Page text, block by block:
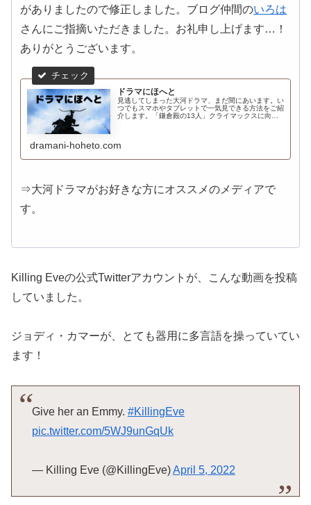
がありましたので修正しました。ブログ仲間のいろは
さんにご指摘いただきました。お礼申し上げます…！
ありがとうございます。
ドラマにほへと
見逃してしまった大河ドラマ、まだ間にあいます。い
つでもスマホやタブレットで一気見できる方法をご紹
介します。「鎌倉殿の13人」クライマックスに向け
dramani-hoheto.com
⇒大河ドラマがお好きな方にオススメのメディアで
す。
Killing Eveの公式Twitterアカウントが、こんな動画を投稿
していました。
ジョディ・カマーが、とても器用に多言語を操っていてい
ます！
Give her an Emmy. #KillingEve
pic.twitter.com/5WJ9unGqUk
— Killing Eve (@KillingEve)April 5, 2022